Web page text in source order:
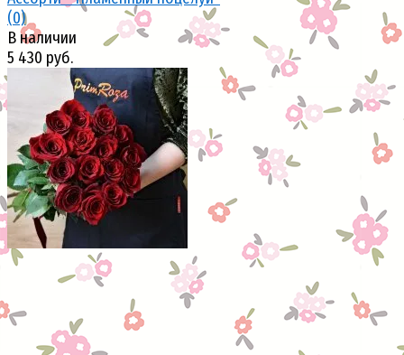
избранное сравнить
(0)
В наличии
5 430 руб.